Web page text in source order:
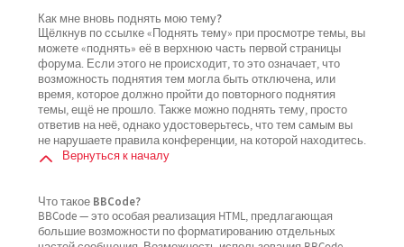
Как мне вновь поднять мою тему?
Щёлкнув по ссылке «Поднять тему» при просмотре темы, вы
можете «поднять» её в верхнюю часть первой страницы
форума. Если этого не происходит, то это означает, что
возможность поднятия тем могла быть отключена, или
время, которое должно пройти до повторного поднятия
темы, ещё не прошло. Также можно поднять тему, просто
ответив на неё, однако удостоверьтесь, что тем самым вы
не нарушаете правила конференции, на которой находитесь.
Вернуться к началу
Что такое BBCode?
BBCode — это особая реализация HTML, предлагающая
большие возможности по форматированию отдельных